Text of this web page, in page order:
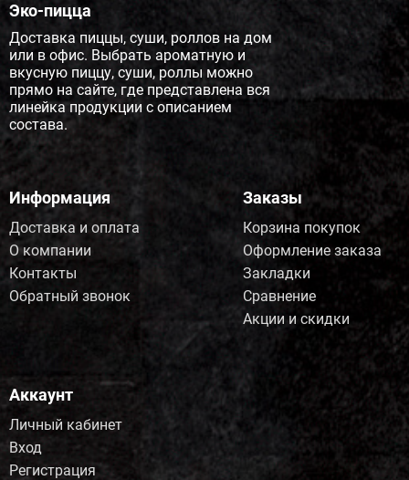
Эко-пицца
Доставка пиццы, суши, роллов на дом
или в офис. Выбрать ароматную и
вкусную пиццу, суши, роллы можно
прямо на сайте, где представлена вся
линейка продукции с описанием
состава.
Информация
Доставка и оплата
О компании
Контакты
Обратный звонок
Заказы
Корзина покупок
Оформление заказа
Закладки
Сравнение
Акции и скидки
Аккаунт
Личный кабинет
Вход
Регистрация